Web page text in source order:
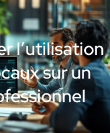
l’utilisation
sur un